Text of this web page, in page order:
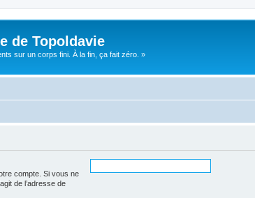
de Topoldavie
sur un corps fini. À la fin, ça fait zéro. »
compte. Si vous ne
de l’adresse de